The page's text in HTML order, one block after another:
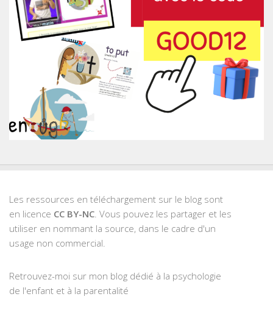
Les ressources en téléchargement sur le blog sont
en licence CC BY-NC . Vous pouvez les partager et les
utiliser en nommant la source, dans le cadre d'un
usage non commercial.
Retrouvez-moi sur mon blog dédié à la psychologie
de l'enfant et à la parentalité